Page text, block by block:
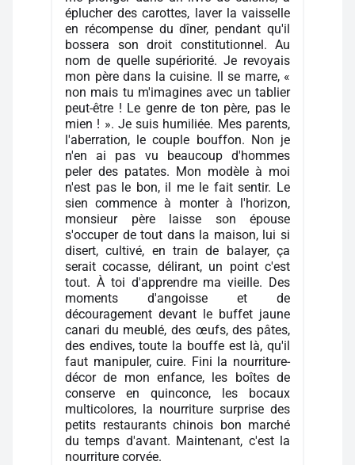
éplucher des carottes, laver la vaisselle
en récompense du dîner, pendant qu'il
bossera son droit constitutionnel. Au
nom de quelle supériorité. Je revoyais
mon père dans la cuisine. Il se marre, «
non mais tu m'imagines avec un tablier
peut-être ! Le genre de ton père, pas le
mien ! ». Je suis humiliée. Mes parents,
l'aberration, le couple bouffon. Non je
n'en ai pas vu beaucoup d'hommes
peler des patates. Mon modèle à moi
n'est pas le bon, il me le fait sentir. Le
sien commence à monter à l'horizon,
monsieur père laisse son épouse
s'occuper de tout dans la maison, lui si
disert, cultivé, en train de balayer, ça
serait cocasse, délirant, un point c'est
tout. À toi d'apprendre ma vieille. Des
moments d'angoisse et de
découragement devant le buffet jaune
canari du meublé, des œufs, des pâtes,
des endives, toute la bouffe est là, qu'il
faut manipuler, cuire. Fini la nourriture-
décor de mon enfance, les boîtes de
conserve en quinconce, les bocaux
multicolores, la nourriture surprise des
petits restaurants chinois bon marché
du temps d'avant. Maintenant, c'est la
nourriture corvée.